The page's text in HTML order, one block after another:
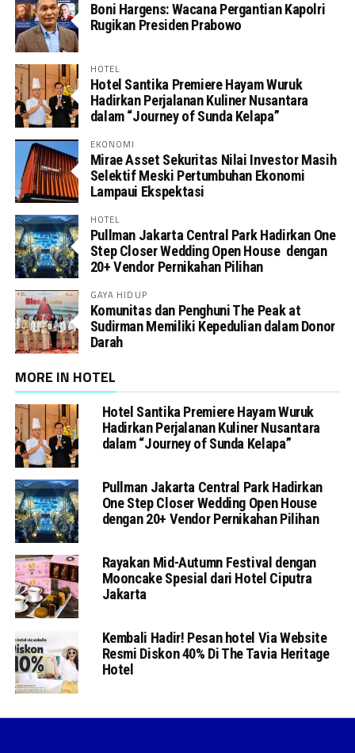
Boni Hargens: Wacana Pergantian Kapolri
Rugikan Presiden Prabowo
HOTEL
Hotel Santika Premiere Hayam Wuruk
Hadirkan Perjalanan Kuliner Nusantara
dalam “Journey of Sunda Kelapa”
EKONOMI
Mirae Asset Sekuritas Nilai Investor Masih
Selektif Meski Pertumbuhan Ekonomi
Lampaui Ekspektasi
HOTEL
Pullman Jakarta Central Park Hadirkan One
Step Closer Wedding Open House dengan
20+ Vendor Pernikahan Pilihan
GAYA HIDUP
Komunitas dan Penghuni The Peak at
Sudirman Memiliki Kepedulian dalam Donor
Darah
MORE IN HOTEL
Hotel Santika Premiere Hayam Wuruk
Hadirkan Perjalanan Kuliner Nusantara
dalam “Journey of Sunda Kelapa”
Pullman Jakarta Central Park Hadirkan
One Step Closer Wedding Open House
dengan 20+ Vendor Pernikahan Pilihan
Rayakan Mid-Autumn Festival dengan
Mooncake Spesial dari Hotel Ciputra
Jakarta
Kembali Hadir! Pesan hotel Via Website
Resmi Diskon 40% Di The Tavia Heritage
Hotel